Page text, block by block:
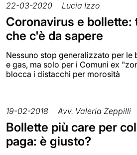
22-03-2020 Lucia Izzo
Coronavirus e bollette:
che c'è da sapere
Nessuno stop generalizzato per le
e gas, ma solo per i Comuni ex
blocca i distacchi per morosità
19-02-2018 Avv. Valeria Zeppilli
Bollette più care per
paga: è giusto?